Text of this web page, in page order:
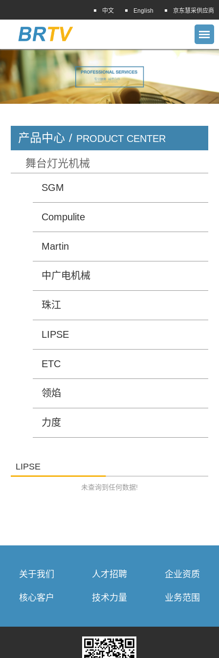
中文 English 京东慧采供应商
产品中心 / PRODUCT CENTER
舞台灯光机械
SGM
Compulite
Martin
中广电机械
珠江
LIPSE
ETC
领焰
力度
LIPSE
未查询到任何数据!
关于我们 人才招聘 企业资质
核心客户 技术力量 业务范围